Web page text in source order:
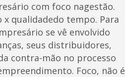
com foco nagestão.
qualidadedo tempo. Para
se vê envolvido
seus distribuidores,
contra-mão no processo
Foco, não é